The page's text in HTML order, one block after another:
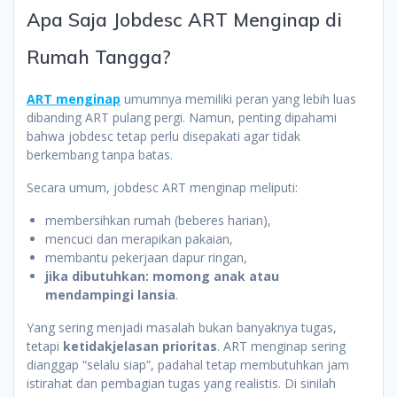
Apa Saja Jobdesc ART Menginap di
Rumah Tangga?
ART menginap umumnya memiliki peran yang lebih luas
dibanding ART pulang pergi. Namun, penting dipahami
bahwa jobdesc tetap perlu disepakati agar tidak
berkembang tanpa batas.
Secara umum, jobdesc ART menginap meliputi:
membersihkan rumah (beberes harian),
mencuci dan merapikan pakaian,
membantu pekerjaan dapur ringan,
jika dibutuhkan: momong anak atau
mendampingi lansia.
Yang sering menjadi masalah bukan banyaknya tugas,
tetapi ketidakjelasan prioritas. ART menginap sering
dianggap “selalu siap”, padahal tetap membutuhkan jam
istirahat dan pembagian tugas yang realistis. Di sinilah